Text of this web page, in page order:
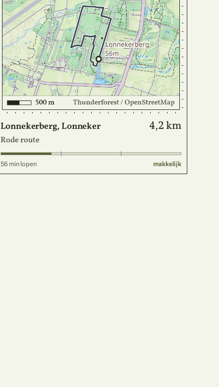
Lonnekerberg, Lonneker 4,2 km
Rode route
56 min lopen makkelijk